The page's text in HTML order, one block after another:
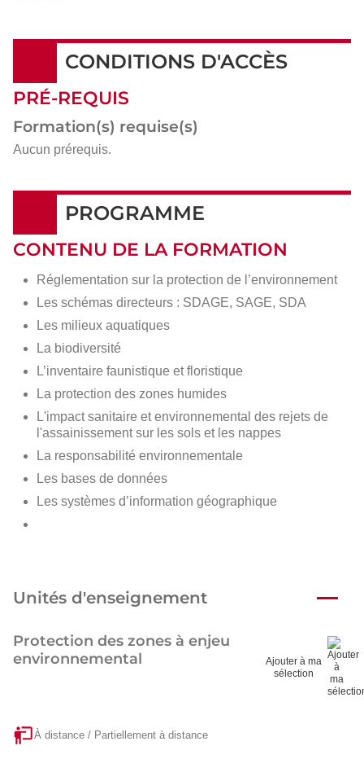
CONDITIONS D'ACCÈS
PRÉ-REQUIS
Formation(s) requise(s)
Aucun prérequis.
PROGRAMME
CONTENU DE LA FORMATION
Réglementation sur la protection de l’environnement
Les schémas directeurs : SDAGE, SAGE, SDA
Les milieux aquatiques
La biodiversité
L’inventaire faunistique et floristique
La protection des zones humides
L'impact sanitaire et environnemental des rejets de
l'assainissement sur les sols et les nappes
La responsabilité environnementale
Les bases de données
Les systèmes d’information géographique
Unités d'enseignement
Protection des zones à enjeu
environnemental
Ajouter à ma
sélection
À distance / Partiellement à distance